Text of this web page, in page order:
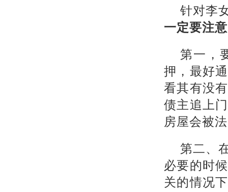
针对李
一定要注
第一，
押，最好
看其有没
债主追上
房屋会被
第二、
必要的时
关的情况